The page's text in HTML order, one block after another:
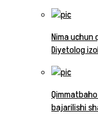
Nima
Diyetolog
bajarilishi